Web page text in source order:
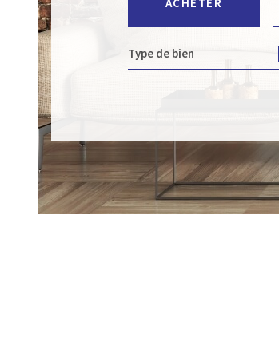
DE L'ANCIEN
Type de bien